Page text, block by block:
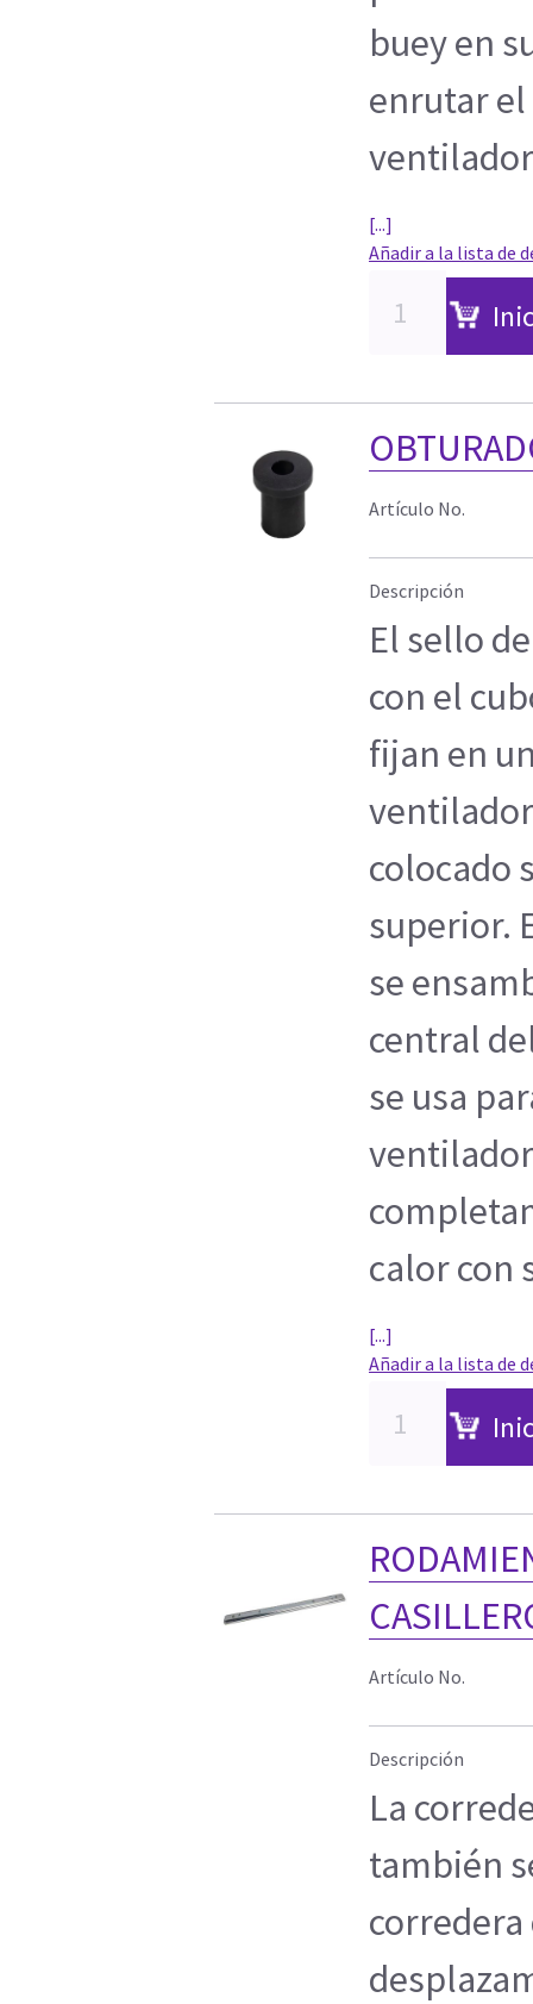
buey en
enrutar
[...]
Añadir a la lista de
Artículo No.
Descripción
El sello
con el
fijan en
colocado
superior.
se
central
se usa
calor con
[...]
Añadir a la lista de
Artículo No.
Descripción
La
también
corredera